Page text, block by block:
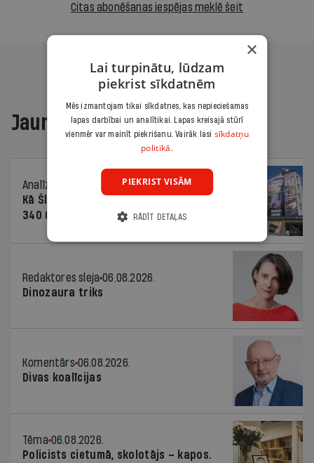
Citas abonēšanas iespējas meklē šeit
Jaunākajā žurnālā
Analīze
Kā Šlesera partija palika nesodīta par
340 000 vērtu reklāmas kampaņu
Redaktores sleja 06.08.2026.
Dinozaura triks
Komentārs 06.08.2026.
Divas koalīcijas
Tēma 06.08.2026.
Policists cietumā, skolotājs – kapos.
×
Lai turpinātu, lūdzam
piekrist sīkdatnēm
Mēs izmantojam tikai sīkdatnes, kas nepieciešamas
lapas darbībai un analītikai. Lapas kreisajā stūrī
vienmēr var mainīt piekrišanu. Vairāk lasi sīkdatņu
politikā.
PIEKRIST VISĀM
RĀDĪT DETAĻAS